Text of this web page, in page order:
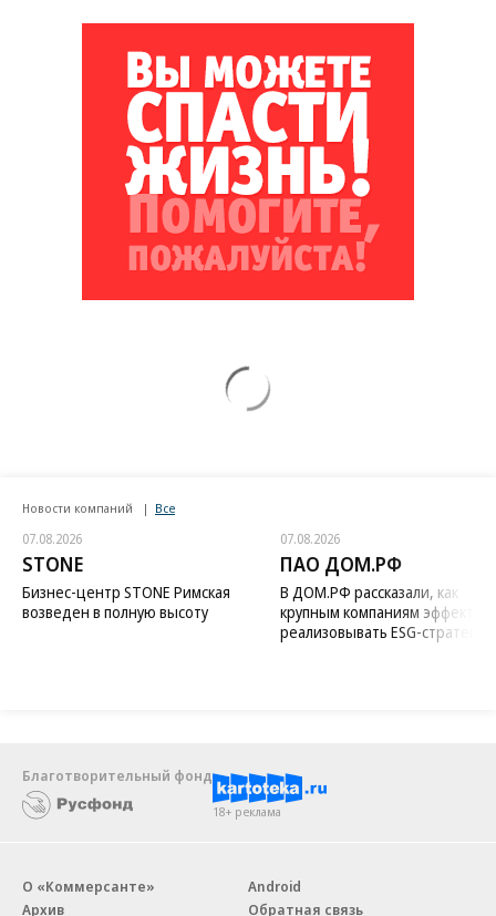
Новости компаний Все
07.08.2026
STONE
Бизнес-центр STONE Римская
возведен в полную высоту
07.08.2026
ПАО ДОМ.РФ
В ДОМ.РФ рассказали, как
крупным компаниям
реализовывать ESG-стратегию
Благотворительный фонд
18+ реклама
О «Коммерсанте»
Архив
Android
Обратная связь